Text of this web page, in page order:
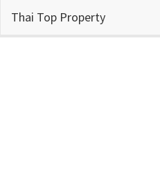
Thai Top Property